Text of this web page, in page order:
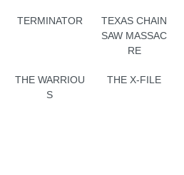
TERMINATOR
TEXAS CHAIN
SAW MASSAC
RE
THE WARRIOU
S
THE X-FILE